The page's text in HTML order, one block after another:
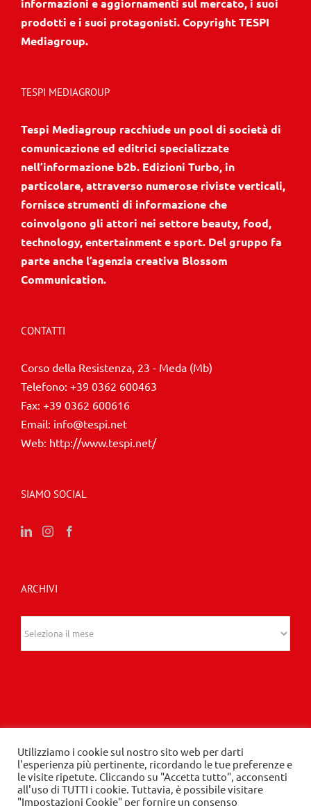
informazioni e aggiornamenti sul mercato, i suoi
prodotti e i suoi protagonisti. Copyright TESPI
Mediagroup.
TESPI MEDIAGROUP
Tespi Mediagroup racchiude un pool di società di
comunicazione ed editrici specializzate
nell’informazione b2b. Edizioni Turbo, in
particolare, attraverso numerose riviste verticali,
fornisce strumenti di informazione che
coinvolgono gli attori nei settore beauty, food,
technology, entertainment e sport. Del gruppo fa
parte anche l’agenzia creativa Blossom
Communication.
CONTATTI
Corso della Resistenza, 23 - Meda (Mb)
Telefono: +39 0362 600463
Fax: +39 0362 600616
Email: info@tespi.net
Web: http://www.tespi.net/
SIAMO SOCIAL
ARCHIVI
© 2020 Edizioni Turbo by Tespi Mediagroup -
Direttore: Angelo Frigerio -Privacy Policy-Cookie
Policy- P.IVA 03632610964
Utilizziamo i cookie sul nostro sito web per darti
l'esperienza più pertinente, ricordando le tue preferenze e
le visite ripetute. Cliccando su "Accetta tutto", acconsenti
all'uso di TUTTI i cookie. Tuttavia, è possibile visitare
"Impostazioni Cookie" per fornire un consenso